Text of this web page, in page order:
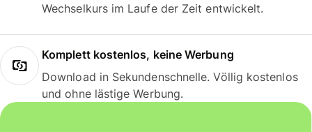
Wechselkurs im Laufe der Zeit entwickelt.
Komplett kostenlos, keine Werbung
Download in Sekundenschnelle. Völlig kostenlos
und ohne lästige Werbung.